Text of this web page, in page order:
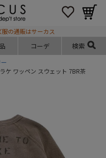
の通販はサーカス
コーデ 検索
ケ ワッペン スウェット 7BR茶